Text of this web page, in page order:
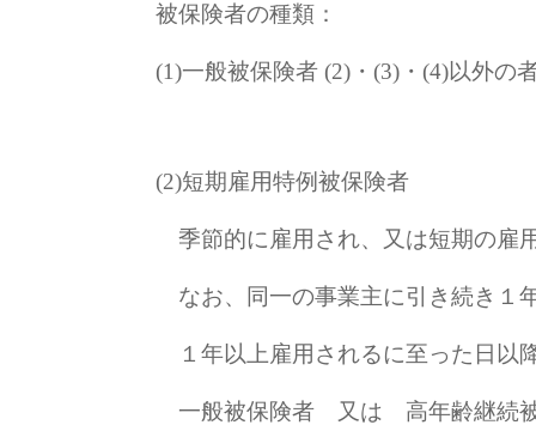
被保険者の種類：
(1)一般被保険者 (2)・(3)・(4)以外の
(2)短期雇用特例被保険者
季節的に雇用され、又は短期の雇
なお、同一の事業主に引き続き１
１年以上雇用されるに至った日以
一般被保険者 又は 高年齢継続